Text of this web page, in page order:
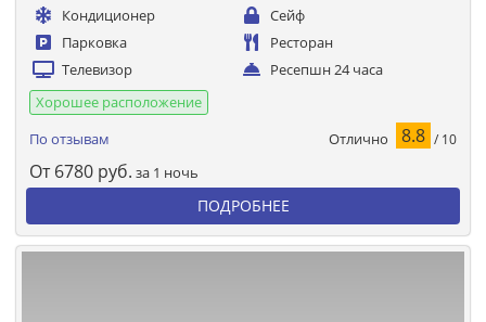
Кондиционер
Сейф
Парковка
Ресторан
Телевизор
Ресепшн 24 часа
Хорошее расположение
По отзывам
Отлично 8.8 / 10
От 6780 руб. за 1 ночь
ПОДРОБНЕЕ